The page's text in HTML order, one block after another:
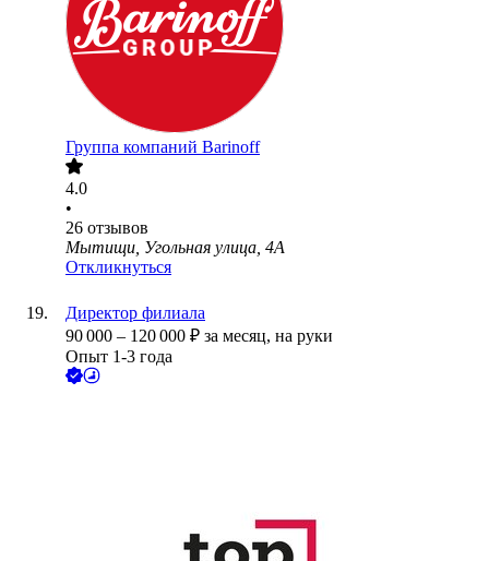
Группа компаний Barinoff
4.0
•
26 отзывов
Мытищи, Угольная улица, 4А
Откликнуться
Директор филиала
90 000 – 120 000 ₽ за месяц, на руки
Опыт 1-3 года